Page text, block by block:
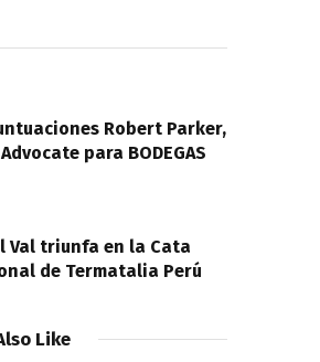
Robert Parker,
para BODEGAS
Val triunfa en la Cata
de Termatalia Perú
Like